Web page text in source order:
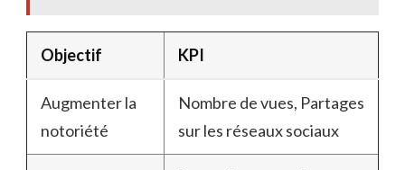
Objectif KPI
Augmenter la
notoriété
Nombre de vues, Partages
sur les réseaux sociaux